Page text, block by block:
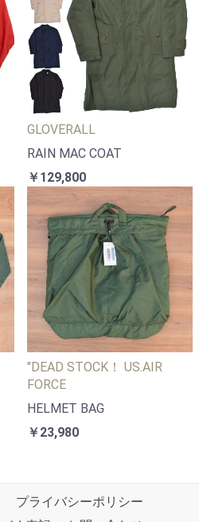
GLOVERALL
RAIN MAC COAT
￥129,800
"DEAD STOCK！ US.AIR
FORCE
HELMET BAG
￥23,980
プライバシーポリシー